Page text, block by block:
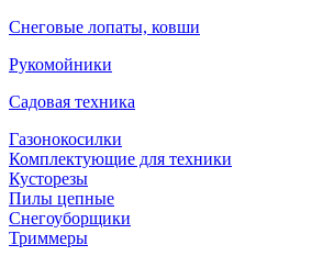
Снеговые лопаты, ковши
Рукомойники
Садовая техника
Газонокосилки
Комплектующие для техники
Кусторезы
Пилы цепные
Снегоуборщики
Триммеры